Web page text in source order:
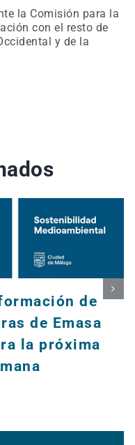
la Comisión para la
con el resto de
y de la
de
de Emasa
la próxima